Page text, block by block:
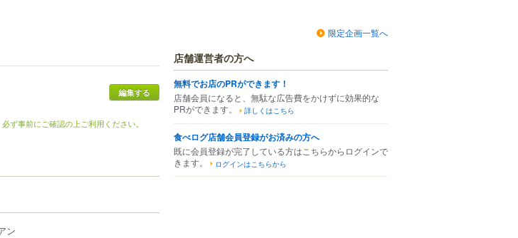
編集する
ず事前にご確認の上ご利用ください。
ン
限定企画一覧へ
店舗運営者の方へ
無料でお店のPRができます！
店舗会員になると、無駄な広告費をかけずに効果的な
PRができます。
詳しくはこちら
食べログ店舗会員登録がお済みの方へ
既に会員登録が完了している方はこちらからログインで
きます。
ログインはこちらから